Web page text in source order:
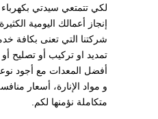
لكي تتمتعي سيدتي
إنجاز أعمالك اليومية
شركتنا التي تعنى بكافة
تمديد او تركيب أو تصليح أو
أفضل المعدات مع أجود
و مواد الإنارة، أسعار
متكاملة نؤمنها لكم.